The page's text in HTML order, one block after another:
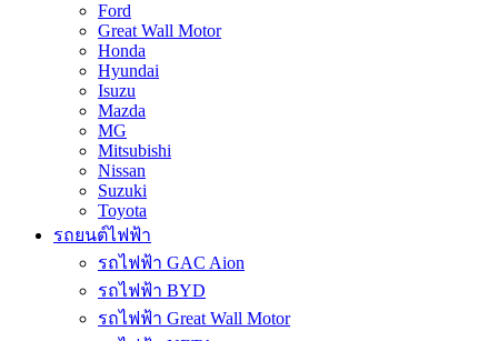
Ford
Great Wall Motor
Honda
Hyundai
Isuzu
Mazda
MG
Mitsubishi
Nissan
Suzuki
Toyota
รถยนต์ไฟฟ้า
รถไฟฟ้า GAC Aion
รถไฟฟ้า BYD
รถไฟฟ้า Great Wall Motor